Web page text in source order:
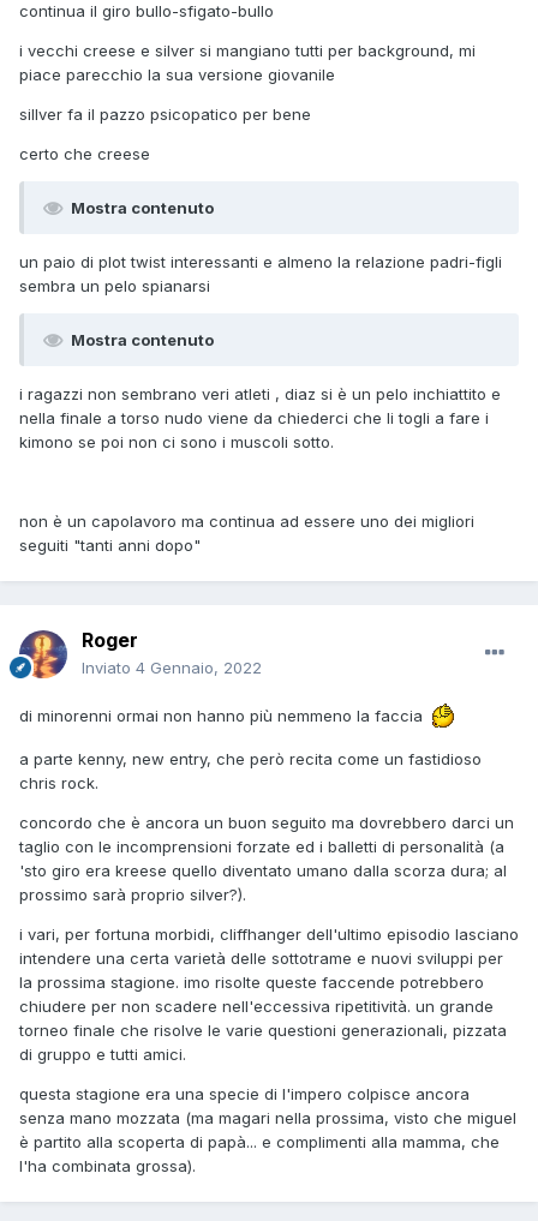
continua il giro bullo-sfigato-bullo
i vecchi creese e silver si mangiano tutti per background, mi
piace parecchio la sua versione giovanile
sillver fa il pazzo psicopatico per bene
certo che creese
Mostra contenuto
un paio di plot twist interessanti e almeno la relazione padri-figli
sembra un pelo spianarsi
Mostra contenuto
i ragazzi non sembrano veri atleti , diaz si è un pelo inchiattito e
nella finale a torso nudo viene da chiederci che li togli a fare i
kimono se poi non ci sono i muscoli sotto.
non è un capolavoro ma continua ad essere uno dei migliori
seguiti "tanti anni dopo"
Roger
Inviato 4 Gennaio, 2022
di minorenni ormai non hanno più nemmeno la faccia
a parte kenny, new entry, che però recita come un fastidioso
chris rock.
concordo che è ancora un buon seguito ma dovrebbero darci un
taglio con le incomprensioni forzate ed i balletti di personalità (a
'sto giro era kreese quello diventato umano dalla scorza dura; al
prossimo sarà proprio silver?).
i vari, per fortuna morbidi, cliffhanger dell'ultimo episodio lasciano
intendere una certa varietà delle sottotrame e nuovi sviluppi per
la prossima stagione. imo risolte queste faccende potrebbero
chiudere per non scadere nell'eccessiva ripetitività. un grande
torneo finale che risolve le varie questioni generazionali, pizzata
di gruppo e tutti amici.
questa stagione era una specie di l'impero colpisce ancora
senza mano mozzata (ma magari nella prossima, visto che miguel
è partito alla scoperta di papà... e complimenti alla mamma, che
l'ha combinata grossa).